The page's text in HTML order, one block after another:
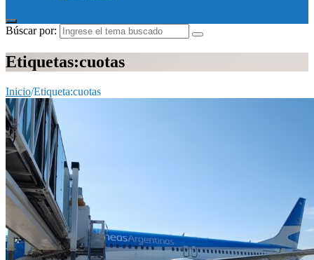
Búscar por:
Etiquetas:cuotas
Inicio/Etiqueta:cuotas